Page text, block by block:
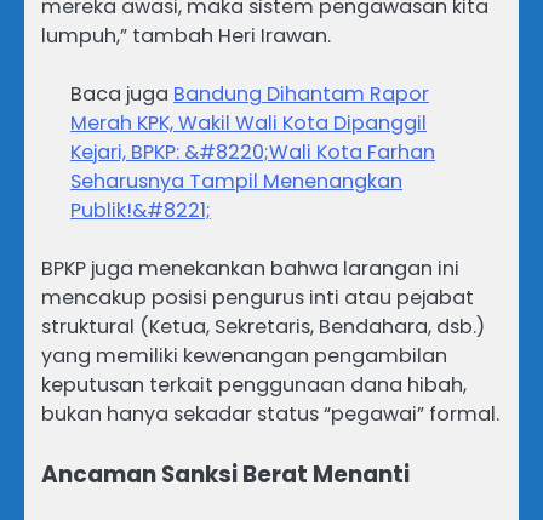
mereka awasi, maka sistem pengawasan kita
lumpuh,” tambah Heri Irawan.
Baca juga Bandung Dihantam Rapor
Merah KPK, Wakil Wali Kota Dipanggil
Kejari, BPKP: &#8220;Wali Kota Farhan
Seharusnya Tampil Menenangkan
Publik!&#8221;
BPKP juga menekankan bahwa larangan ini
mencakup posisi pengurus inti atau pejabat
struktural (Ketua, Sekretaris, Bendahara, dsb.)
yang memiliki kewenangan pengambilan
keputusan terkait penggunaan dana hibah,
bukan hanya sekadar status “pegawai” formal.
Ancaman Sanksi Berat Menanti